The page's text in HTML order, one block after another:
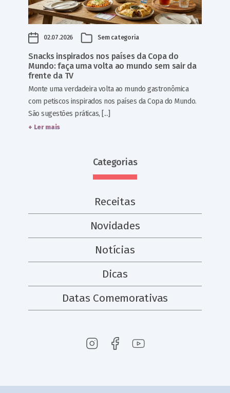
02.07.2026 Sem categoria
Snacks inspirados nos países da Copa do
Mundo: faça uma volta ao mundo sem sair da
frente da TV
Monte uma verdadeira volta ao mundo gastronômica
com petiscos inspirados nos países da Copa do Mundo.
São sugestões práticas, [...]
+ Ler mais
Categorias
Receitas
Novidades
Notícias
Dicas
Datas Comemorativas